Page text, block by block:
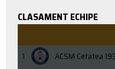
CLASAMENT ECHIPE
1
ACSM Cetatea